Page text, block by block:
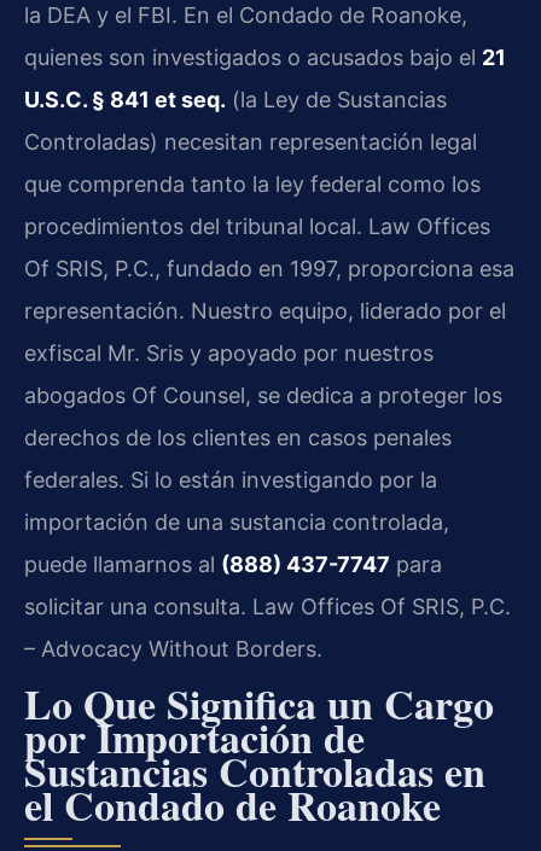
la DEA y el FBI. En el Condado de Roanoke,
quienes son investigados o acusados bajo el 21
U.S.C. § 841 et seq. (la Ley de Sustancias
Controladas) necesitan representación legal
que comprenda tanto la ley federal como los
procedimientos del tribunal local. Law Offices
Of SRIS, P.C., fundado en 1997, proporciona esa
representación. Nuestro equipo, liderado por el
exfiscal Mr. Sris y apoyado por nuestros
abogados Of Counsel, se dedica a proteger los
derechos de los clientes en casos penales
federales. Si lo están investigando por la
importación de una sustancia controlada,
puede llamarnos al (888) 437-7747 para
solicitar una consulta. Law Offices Of SRIS, P.C.
– Advocacy Without Borders.
Lo Que Significa un Cargo
por Importación de
Sustancias Controladas en
el Condado de Roanoke